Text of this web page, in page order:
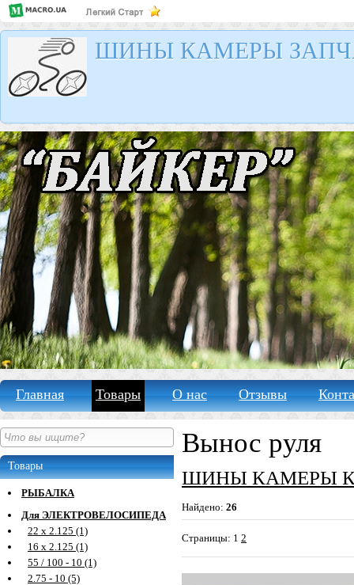
ШИНЫ КАМЕРЫ
Главная Товары О нас Отзывы
Товары
РЫБАЛКА
Для ЭЛЕКТРОВЕЛОСИПЕДА
22 х 2.125 (1)
16 х 2.125 (1)
55 / 100 - 10 (1)
2.75 - 10 (5)
Вынос руля
ШИНЫ КАМЕРЫ
Найдено: 26
Страницы: 1 2